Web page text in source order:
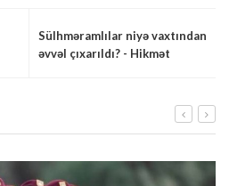
Sülhməramlılar niyə vaxtından
əvvəl çıxarıldı? - Hikmət